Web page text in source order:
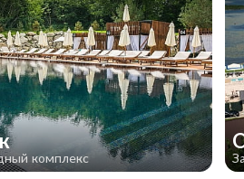
комплекс